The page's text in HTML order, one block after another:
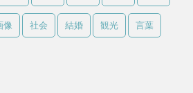
像 社会 結婚 観光 言葉